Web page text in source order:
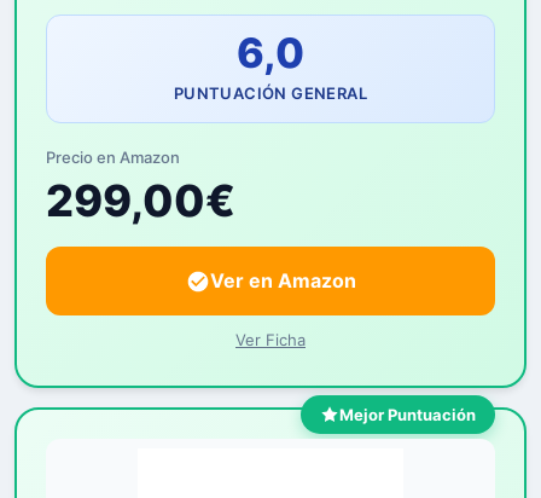
6,0
PUNTUACIÓN GENERAL
Precio en Amazon
299,00€
Ver en Amazon
Ver Ficha
Mejor Puntuación